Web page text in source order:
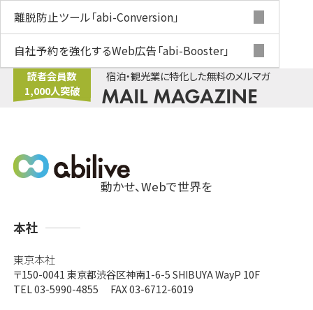
離脱防止ツール「abi-Conversion」
自社予約を強化するWeb広告 「abi-Booster」
宿泊・観光業に特化した無料のメルマガ
MAIL MAGAZINE
読者会員数
1,000人突破
動かせ、Webで世界を
支
本社
東京本社
〒150-0041 東京都渋谷区神南1-6-5 SHIBUYA WayP 10F
TEL 03-5990-4855 FAX 03-6712-6019